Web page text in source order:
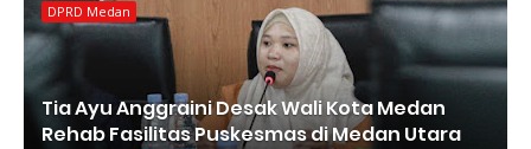
DPRD Medan
Tia Ayu Anggraini Desak Wali Kota Medan
Rehab Fasilitas Puskesmas di Medan Utara